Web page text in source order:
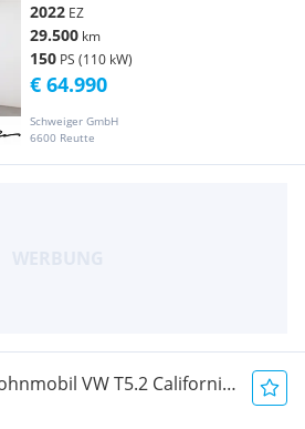
2022 EZ
29.500 km
150 PS (110 kW)
Schweiger GmbH
6600 Reutte
€ 64.990
VW T5.2 California